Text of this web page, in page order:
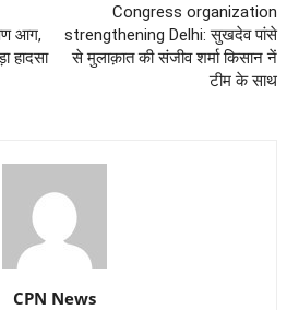
आग,
हादसा
Congress organization
strengthening Delhi: सुखदेव पांसे
से मुलाक़ात की संजीव शर्मा किसान नें
टीम के साथ
CPN News